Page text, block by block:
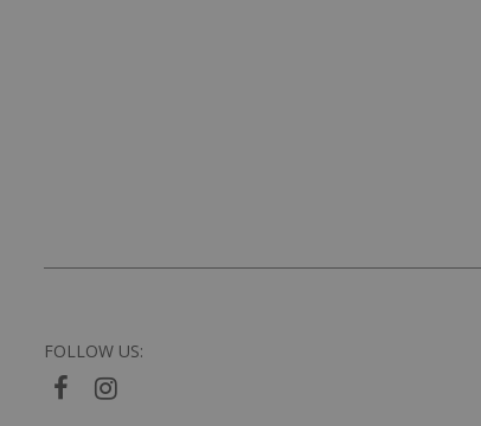
FOLLOW US: